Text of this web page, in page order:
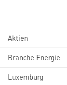
Aktien
Branche Energie
Luxemburg